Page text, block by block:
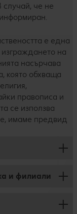
че не
е една
на
насърчава
която обхваща
правописа и
се използва
имаме предвид
и филиали